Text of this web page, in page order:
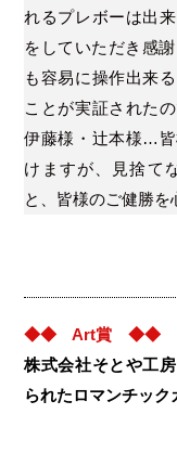
れるプレボーは出
をしていただき感
も容易に操作出来
ことが実証された
伊藤様・辻本様…
けますが、見捨て
と、皆様のご健勝を
◆◆ Art賞 ◆◆ 賞
株式会社そとや工
られたロマンチック